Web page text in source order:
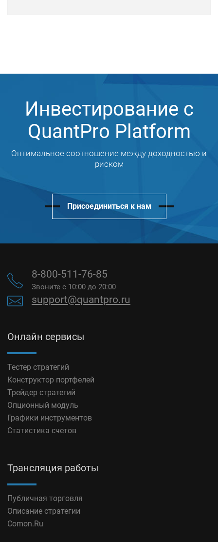
Инвестирование с
QuantPro Platform
Оптимальное соотношение между доходностью и
риском
Присоединиться к нам
8-800-511-76-85
Звоните с 10:00 до 20:00
support@quantpro.ru
Онлайн сервисы
Тестер стратегий
Конструктор портфелей
Трейдер стратегий
Опционный модуль
Графики инструментов
Статистика счетов
Трансляция работы
Публичная торговля
Описание стратегии
Comon.Ru